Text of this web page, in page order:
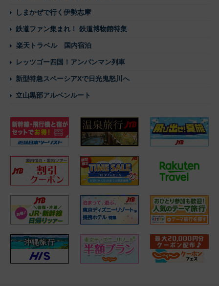
しまかぜで行く伊勢志摩
鉄道ファン集まれ！ 鉄道博物館特集
楽天トラベル 国内宿泊
レッツゴー四国！アンパンマン列車
新型特急スペーシアXで日光鬼怒川へ
立山黒部アルペンルート